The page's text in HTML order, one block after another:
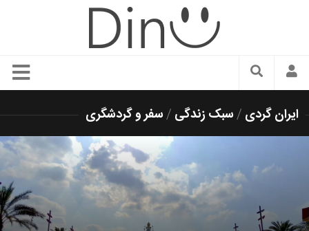
سبک زندگی
شیک پوشی
دکوراسیون و چیدمان
غذا
ایران گردی /سبک زندگی /سفر و گردشگری